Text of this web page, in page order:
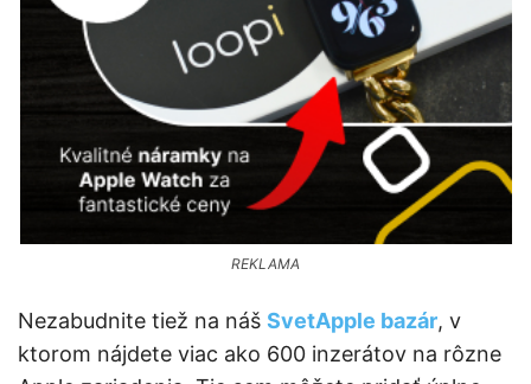
REKLAMA
Nezabudnite tiež na náš SvetApple bazár, v
ktorom nájdete viac ako 600 inzerátov na rôzne